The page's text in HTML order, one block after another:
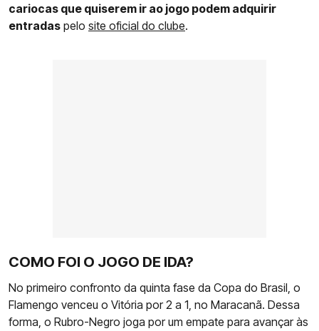
cariocas que quiserem ir ao jogo podem adquirir
entradas pelo site oficial do clube.
COMO FOI O JOGO DE IDA?
No primeiro confronto da quinta fase da Copa do Brasil, o
Flamengo venceu o Vitória por 2 a 1, no Maracanã. Dessa
forma, o Rubro-Negro joga por um empate para avançar às